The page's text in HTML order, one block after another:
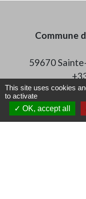
Commune
59670
This site uses cookies
to activate
OK, accept all